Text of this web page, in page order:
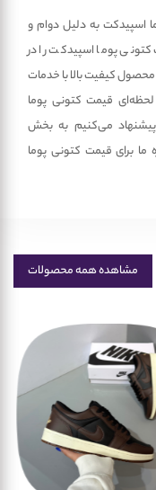
اسپیدکت به دلیل دوام و
پوما اسپیدکت را در
کیفیت بالا با خدمات
لحظه‌ای قیمت کتونی پوما
می‌کنیم به بخش
ما برای قیمت کتونی پوما
مشاهده همه محصولات